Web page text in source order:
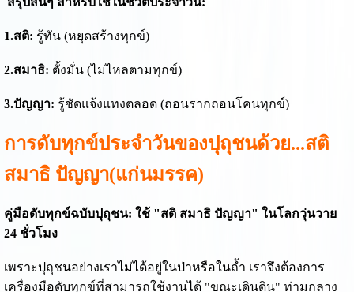
1.สติ: รู้ทัน (หยุดสร้างทุกข์)
2.สมาธิ: ตั้งมั่น (ไม่ไหลตามทุกข์)
3.ปัญญา: รู้ชัดแจ้งแทงตลอด (ถอนรากถอนโคนทุกข์)
การดับทุกข์ประจำวันของปุถุชนด้วย...สติ
สมาธิ ปัญญา(แก่นมรรค)
คู่มือดับทุกข์ฉบับปุถุชน: ใช้ "สติ สมาธิ ปัญญา" ในโลกวุ่นวาย
24 ชั่วโมง
เพราะปุถุชนอย่างเราไม่ได้อยู่ในป่าหรือในถ้ำ เราจึงต้องการ
เครื่องมือดับทุกข์ที่สามารถใช้งานได้ "ขณะเดินดิน" ท่ามกลาง